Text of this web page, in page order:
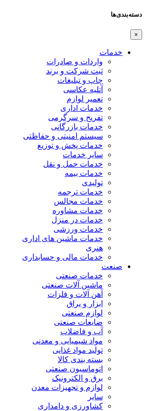
دسته‌بندی‌ها
×
خدمات
واردات و صادرات
ثبت شرکت و برند
چاپ و تبلیغات
آتلیه عکاسی
تعمیر لوازم
خدمات اداری
تفریح و سرگرمی
خدمات بازرگانی
سیستم امنیتی و حفاظتی
خدمات پخش و توزیع
سایر خدمات
خدمات حمل و نقل
خدمات بیمه
تولیدی
خدمات ترجمه
خدمات مجالس
خدمات مشاوره
خدمات در منزل
خدمات ورزشی
خدمات ماشین های اداری
هنری
خدمات مالی و حسابداری
صنعت
خدمات صنعتی
ماشین آلات صنعتی
آهن آلات و فلزات
ابزار و یراق
لوازم صنعتی
ضایعات صنعتی
آب و فاضلاب
مواد شیمیایی و معدنی
تولید مواد غذایی
بسته بندی کالا
اتوماسیون صنعتی
برق و الکترونیک
لوازم و تجهیزات معدن
سایر
کشاورزی و دامداری